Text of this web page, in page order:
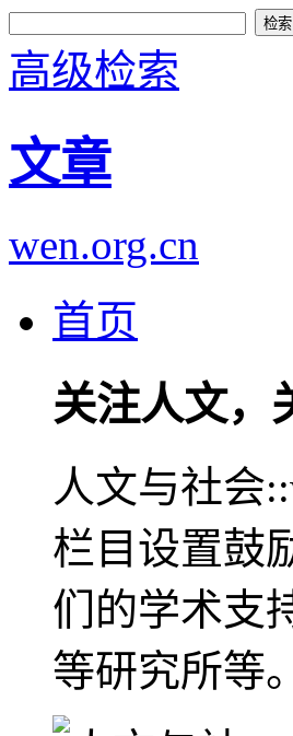
高级检索
文章
wen.org.cn
首页
关注人文，
人文与社会
栏目设置鼓
们的学术支
等研究所等。